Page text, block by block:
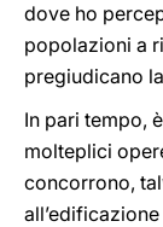
dove ho
popolazioni a
pregiudicano
In pari tempo,
molteplici
concorrono,